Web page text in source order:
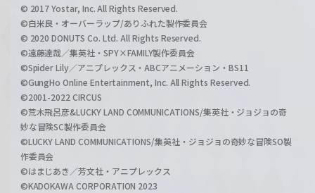
© 2017 Yostar, Inc. All Rights Reserved.
©白米良・オーバーラップ/ありふれた製作委員会
© 2020 DONUTS Co. Ltd. All Rights Reserved.
©遠藤達哉／集英社・SPY×FAMILY製作委員会
©Spider Lily／アニプレックス・ABCアニメーション・BS11
©GungHo Online Entertainment, Inc. All Rights Reserved.
©2001-2022 CIRCUS
©荒木飛呂彦&LUCKY LAND COMMUNICATIONS/集英社・ジョジョの奇
妙な冒険SC製作委員会
©LUCKY LAND COMMUNICATIONS/集英社・ジョジョの奇妙な冒険SO製
作委員会
©はまじあき／芳文社・アニプレックス
©KADOKAWA CORPORATION 2023